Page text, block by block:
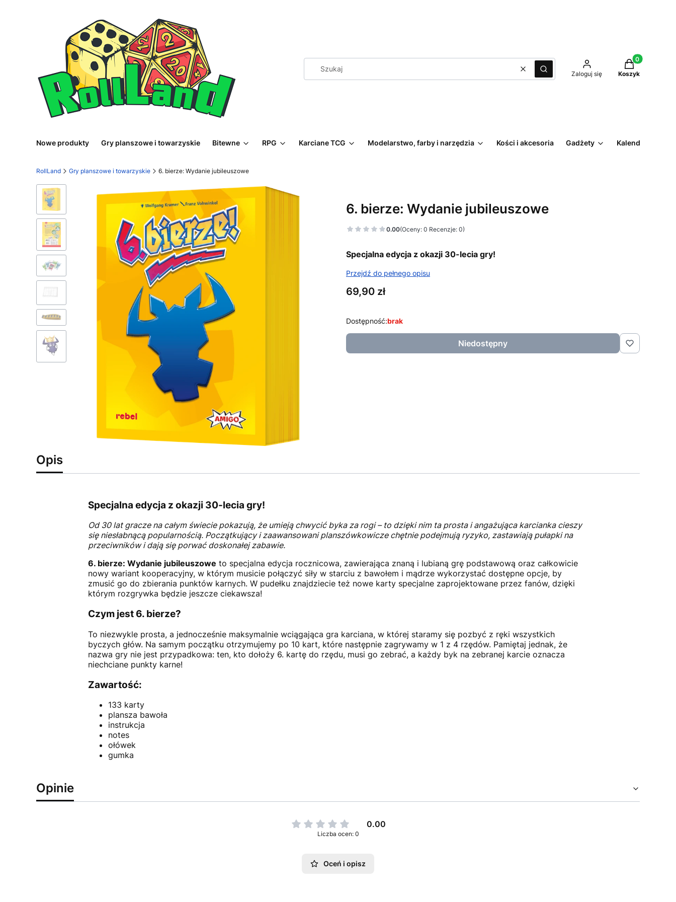
WyczyśćSzukaj Zaloguj się
Produkty w
Koszyk
Nowe produkty Gry planszowe i towarzyskie Bitewne RPG Karciane TCG Modelarstwo, farby i narzędzia Kości i akcesoria Gadżety Kalendarz
RollLand Gry planszowe i towarzyskie 6. bierze: Wydanie jubileuszowe
6. bierze: Wydanie jubileuszowe
0.00(Oceny: 0 Recenzje: 0)
Specjalna edycja z okazji 30-lecia gry!
Przejdź do pełnego opisu
Cena
69,90 zł
Dostępność:brak
Niedostępny
Opis
Specjalna edycja z okazji 30-lecia gry!
Od 30 lat gracze na całym świecie pokazują, że umieją chwycić byka za rogi – to dzięki nim ta prosta i angażująca karcianka cieszy
się niesłabnącą popularnością. Początkujący i zaawansowani planszówkowicze chętnie podejmują ryzyko, zastawiają pułapki na
przeciwników i dają się porwać doskonałej zabawie.
6. bierze: Wydanie jubileuszowe to specjalna edycja rocznicowa, zawierająca znaną i lubianą grę podstawową oraz całkowicie
nowy wariant kooperacyjny, w którym musicie połączyć siły w starciu z bawołem i mądrze wykorzystać dostępne opcje, by
zmusić go do zbierania punktów karnych. W pudełku znajdziecie też nowe karty specjalne zaprojektowane przez fanów, dzięki
którym rozgrywka będzie jeszcze ciekawsza!
Czym jest 6. bierze?
To niezwykle prosta, a jednocześnie maksymalnie wciągająca gra karciana, w której staramy się pozbyć z ręki wszystkich
byczych głów. Na samym początku otrzymujemy po 10 kart, które następnie zagrywamy w 1 z 4 rzędów. Pamiętaj jednak, że
nazwa gry nie jest przypadkowa: ten, kto dołoży 6. kartę do rzędu, musi go zebrać, a każdy byk na zebranej karcie oznacza
niechciane punkty karne!
Zawartość:
133 karty
plansza bawoła
instrukcja
notes
ołówek
gumka
Opinie
0.00
Liczba ocen: 0
Oceń i opisz